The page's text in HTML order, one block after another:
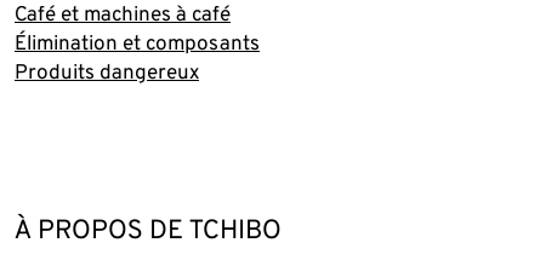
Café et machines à café
Élimination et composants
Produits dangereux
À PROPOS DE TCHIBO